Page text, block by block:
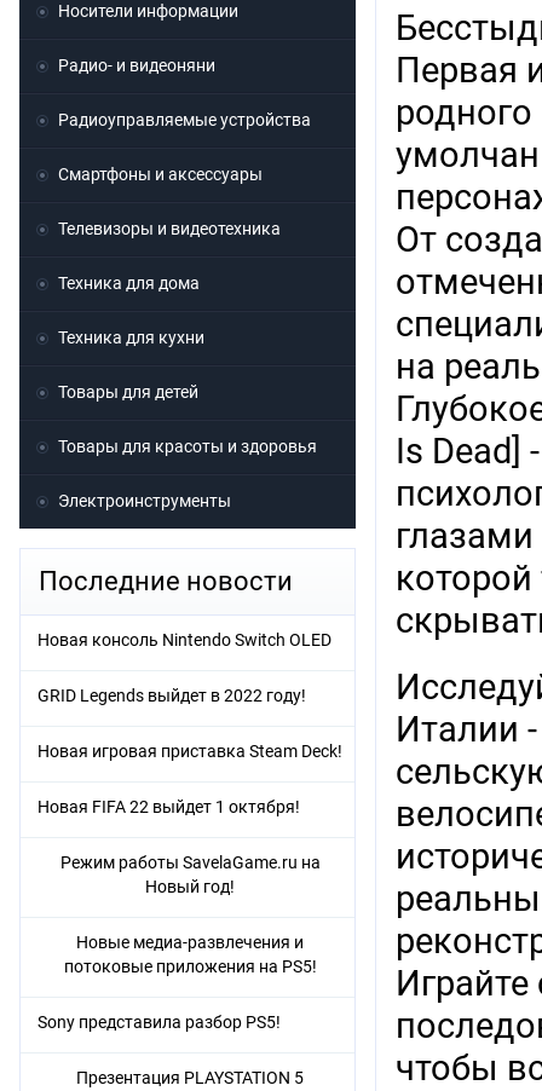
Первая
От
на
Is Dead]
Италии
чтобы
Носители информации
Радио- и видеоняни
Радиоуправляемые устройства
Смартфоны и аксессуары
Телевизоры и видеотехника
Техника для дома
Техника для кухни
Товары для детей
Товары для красоты и здоровья
Электроинструменты
Последние новости
Новая консоль Nintendo Switch OLED
GRID Legends выйдет в 2022 году!
Новая игровая приставка Steam Deck!
Новая FIFA 22 выйдет 1 октября!
Режим работы SavelaGame.ru на
Новый год!
Новые медиа-развлечения и
потоковые приложения на PS5!
Sony представила разбор PS5!
Презентация PLAYSTATION 5